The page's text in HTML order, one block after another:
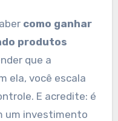
como ganhar
produtos
que a
ela, você escala
E acredite: é
um investimento